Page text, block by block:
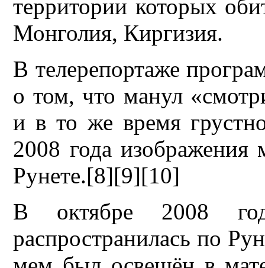
территории которых
Монголия, Киргизия.
В телерепортаже
о том, что манул
и в то же время
2008 года изображения
Рунете.[8][9][10]
В октябре 2008
распространилась по